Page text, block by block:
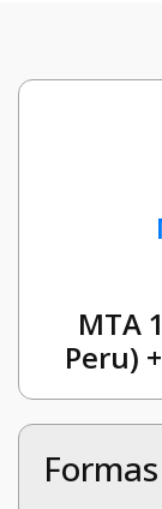
MTA
Peru)